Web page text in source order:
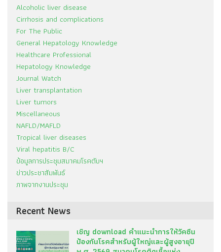
Alcoholic liver disease
Cirrhosis and complications
For The Public
General Hepatology Knowledge
Healthcare Professional
Hepatology Knowledge
Journal Watch
Liver transplantation
Liver tumors
Miscellaneous
NAFLD/MAFLD
Tropical liver diseases
Viral hepatitis B/C
ข้อมูลการประชุมสมาคมโรคตับฯ
ข่าวประชาสัมพันธ์
ภาพจากงานประชุม
Recent News
เชิญ download คำแนะนำการให้วัคซีน
ป้องกันโรคสำหรับผู้ใหญ่และผู้สูงอายุปี